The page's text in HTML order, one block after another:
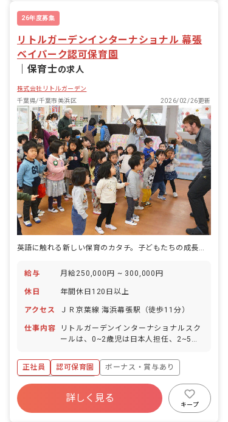
昇給昇進あり
26年度募集
リトルガーデンインターナショナル 幕張
ベイパーク認可保育園
保育士の求人
株式会社リトルガーデン
千葉県/千葉市美浜区
2026/02/26更新
給与 月給250,000円 ~ 300,000円
休日 年間休日120日以上
アクセス ＪＲ京葉線 海浜幕張駅（徒歩11分）
仕事内容
リトルガーデンインターナショナルスク
ールは、0~2歳児は日本人担任、2~5歳
児クラスではアシスタントティーチャー
として英語講師と協力してクラスの保育
を行います。 認可の保育園はすべてのク
ラスが日本人の担任になります。1~2名
の英語講師が駐在しており、各クラスで
英語のレッスンなど行っております。
正社員 認可保育園
ボーナス・賞与あり
年間休日120日以上
寮・住宅・家賃補助あり
社会保険完備
詳しく見る
キープ